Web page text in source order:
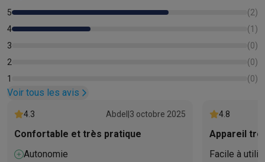
5 (2)
4
(1 )
3
(0)
2
(0)
1
(0)
Voir tous les avis
4.3 Abdel 3 octobre 2025
Confortable et très pratique
Autonomie
4.8
Appareil
Facile à